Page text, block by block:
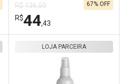
R$ 136,50
R$44,43
67% OFF
Laboratório
Por Menos
LOJA PARCEIRA